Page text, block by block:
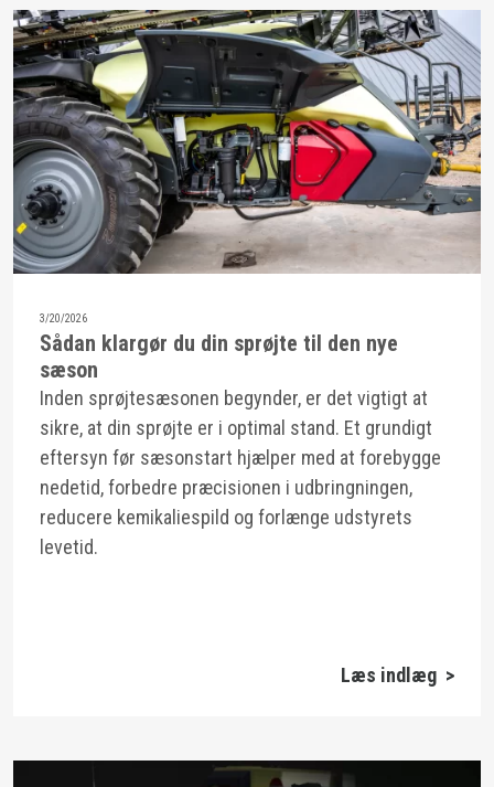
3/20/2026
Sådan klargør du din sprøjte til den nye
sæson
Inden sprøjtesæsonen begynder, er det vigtigt at
sikre, at din sprøjte er i optimal stand. Et grundigt
eftersyn før sæsonstart hjælper med at forebygge
nedetid, forbedre præcisionen i udbringningen,
reducere kemikaliespild og forlænge udstyrets
levetid.
Læs indlæg >